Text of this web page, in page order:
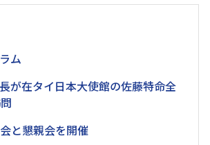
ム
が在タイ日本大使館の佐藤特命全
と懇親会を開催